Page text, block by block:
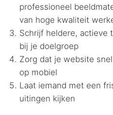
professioneel
van hoge kwaliteit
Schrijf heldere, actieve
bij je doelgroep
Zorg dat je website
op mobiel
Laat iemand met een
uitingen kijken